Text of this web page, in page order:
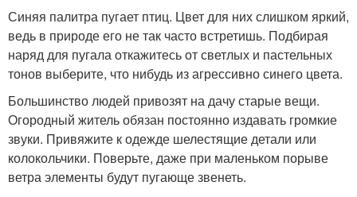
Синяя палитра пугает птиц. Цвет для них слишком яркий,
ведь в природе его не так часто встретишь. Подбирая
наряд для пугала откажитесь от светлых и пастельных
тонов выберите, что нибудь из агрессивно синего цвета.
Большинство людей привозят на дачу старые вещи.
Огородный житель обязан постоянно издавать громкие
звуки. Привяжите к одежде шелестящие детали или
колокольчики. Поверьте, даже при маленьком порыве
ветра элементы будут пугающе звенеть.